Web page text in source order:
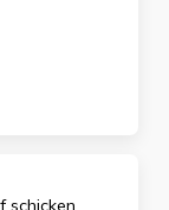
schicken